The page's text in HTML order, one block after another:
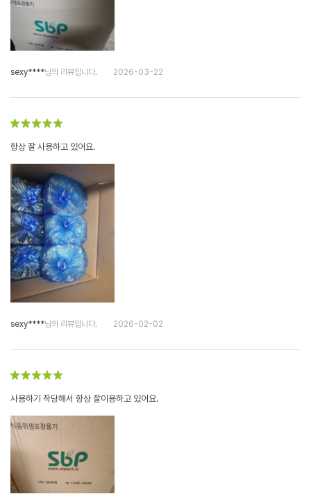
sexy****님의 리뷰입니다. 2026-03-22
항상 잘 사용하고 있어요.
sexy****님의 리뷰입니다. 2026-02-02
사용하기 작당해서 항상 잘이용하고 있어요.